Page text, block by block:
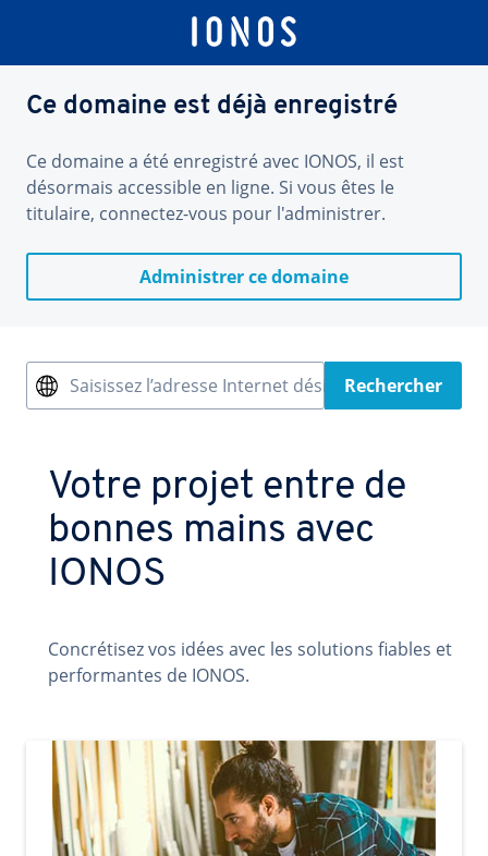
Ce domaine est déjà enregistré
Ce domaine a été enregistré avec IONOS, il est
désormais accessible en ligne. Si vous êtes le
titulaire, connectez-vous pour l'administrer.
Administrer ce domaine
Saisissez l’adresse Internet désiréeRechercher
Votre projet entre de
bonnes mains avec
IONOS
Concrétisez vos idées avec les solutions fiables et
performantes de IONOS.